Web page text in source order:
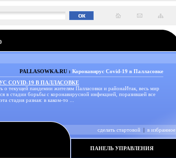
PALLASOWKA.RU : Коронавирус Covid-19 в Палласовке
COVID-19 В ПАЛЛАСОВКЕ
о текущей пандемии жителям Палласовки и районаИтак, весь мир
в стадии борьбы с коронавирусной инфекцией, поразившей все
стадия разная: в каком-то ...
сделать стартовой | в избранное
ПАНЕЛЬ УПРАВЛЕНИЯ